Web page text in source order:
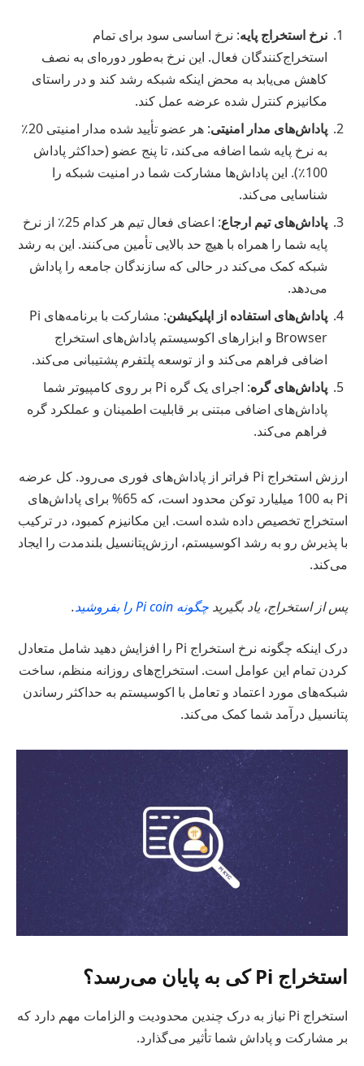
نرخ استخراج پایه: نرخ اساسی سود برای تمام
استخراج‌کنندگان فعال. این نرخ به‌طور دوره‌ای به نصف
کاهش می‌یابد به محض اینکه شبکه رشد کند و در راستای
مکانیزم کنترل شده عرضه عمل کند.
پاداش‌های مدار امنیتی
: هر عضو تأیید شده مدار امنیتی 20٪
به نرخ پایه شما اضافه می‌کند، تا پنج عضو (حداکثر پاداش
100٪). این پاداش‌ها مشارکت شما در امنیت شبکه را
شناسایی می‌کند.
پاداش‌های تیم ارجاع
: اعضای فعال تیم هر کدام 25٪ از نرخ
پایه شما را همراه با هیچ حد بالایی تأمین می‌کنند. این به رشد
شبکه کمک می‌کند در حالی که سازندگان جامعه را پاداش
می‌دهد.
پاداش‌های استفاده از اپلیکیشن
: مشارکت با برنامه‌های Pi
Browser و ابزارهای اکوسیستم پاداش‌های استخراج
اضافی فراهم می‌کند و از توسعه پلتفرم پشتیبانی می‌کند.
پاداش‌های گره
: اجرای یک گره Pi بر روی کامپیوتر شما
پاداش‌های اضافی مبتنی بر قابلیت اطمینان و عملکرد گره
فراهم می‌کند.
ارزش استخراج Pi فراتر از پاداش‌های فوری می‌رود. کل عرضه
Pi به 100 میلیارد توکن محدود است، که 65% برای پاداش‌های
استخراج تخصیص داده شده است. این مکانیزم کمبود، در ترکیب
با پذیرش رو به رشد اکوسیستم، ارزش‌پتانسیل بلندمدت را ایجاد
می‌کند.
پس از استخراج، یاد بگیرید چگونه Pi coin را بفروشید .
درک اینکه چگونه نرخ استخراج Pi را افزایش دهید شامل متعادل
کردن تمام این عوامل است. استخراج‌های روزانه منظم، ساخت
شبکه‌های مورد اعتماد و تعامل با اکوسیستم به حداکثر رساندن
پتانسیل درآمد شما کمک می‌کند.
استخراج Pi کی به پایان می‌رسد؟
استخراج Pi نیاز به درک چندین محدودیت و الزامات مهم دارد که
بر مشارکت و پاداش شما تأثیر می‌گذارد.